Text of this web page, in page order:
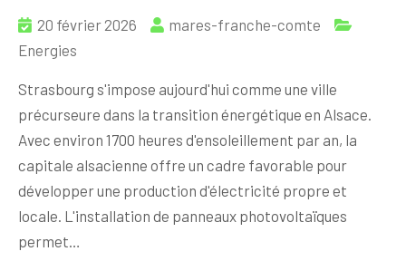
20 février 2026
mares-franche-comte
Energies
Strasbourg s'impose aujourd'hui comme une ville
précurseure dans la transition énergétique en Alsace.
Avec environ 1700 heures d'ensoleillement par an, la
capitale alsacienne offre un cadre favorable pour
développer une production d'électricité propre et
locale. L'installation de panneaux photovoltaïques
permet…